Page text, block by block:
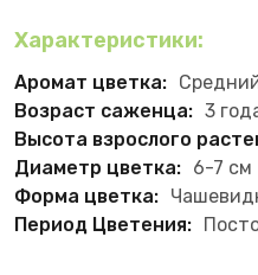
Характеристики:
Аромат цветка:
Возраст саженца: 3
Высота взрослого
Диаметр цветка: 6-7 см
Форма цветка:
Период Цветения: